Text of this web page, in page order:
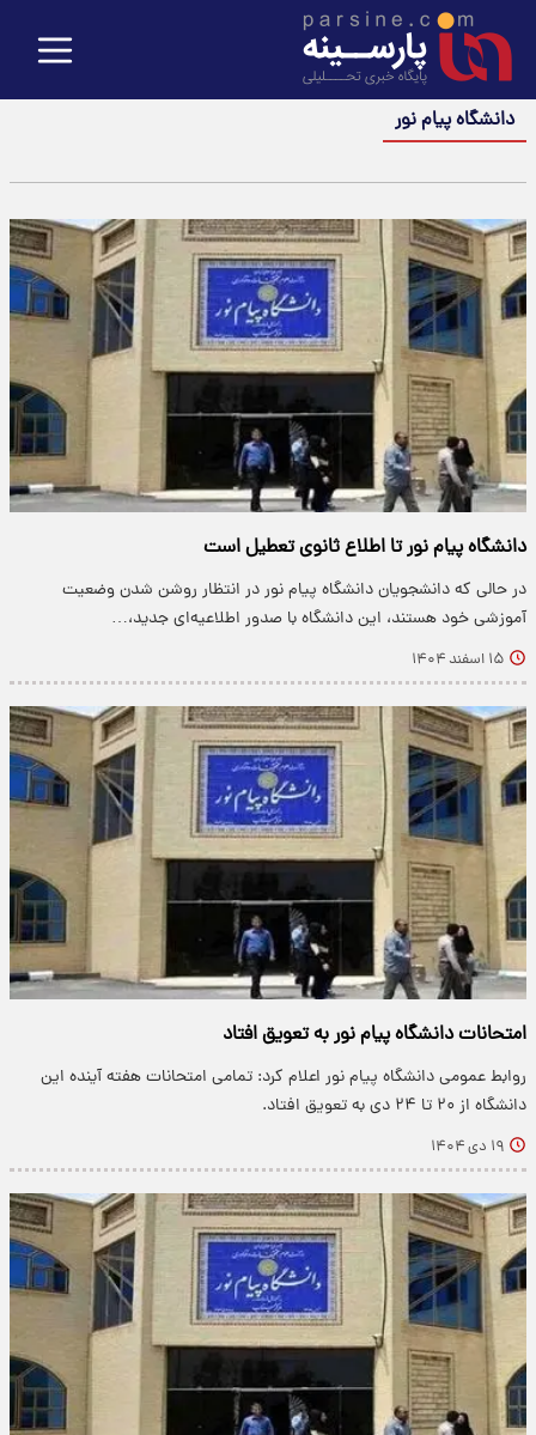
دانشگاه پیام نور
دانشگاه پیام نور تا اطلاع ثانوی تعطیل است
در حالی که دانشجویان دانشگاه پیام نور در انتظار روشن شدن وضعیت
آموزشی خود هستند، این دانشگاه با صدور اطلاعیه‌ای جدید،…
۱۵ اسفند ۱۴۰۴
امتحانات دانشگاه پیام نور به تعویق افتاد
روابط عمومی دانشگاه پیام نور اعلام کرد: تمامی امتحانات هفته آینده این
دانشگاه از ۲۰ تا ۲۴ دی به تعویق افتاد.
۱۹ دی ۱۴۰۴